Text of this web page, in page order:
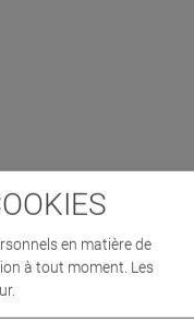
en matière de
à tout moment. Les